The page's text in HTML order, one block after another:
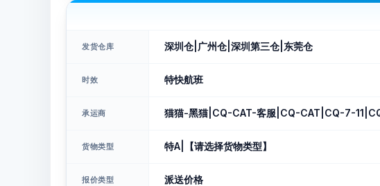
发货仓库 深圳仓|广州仓|深圳第三仓|东莞仓
时效 特快航班
承运商 猫猫-黑猫|CQ-CAT-客服|CQ-CAT|CQ-7-
货物类型 特A|【请选择货物类型】
报价类型 派送价格